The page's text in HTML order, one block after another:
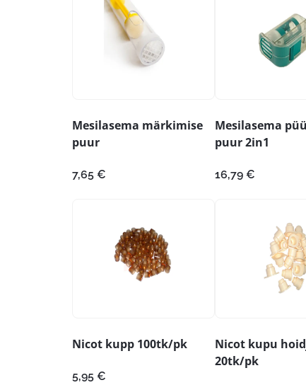
Mesilasema märkimise
puur
7,65 €
Mesilasema
puur 2in1
16,79 €
Nicot kupp 100tk/pk
5,95 €
Nicot kupu
20tk/pk